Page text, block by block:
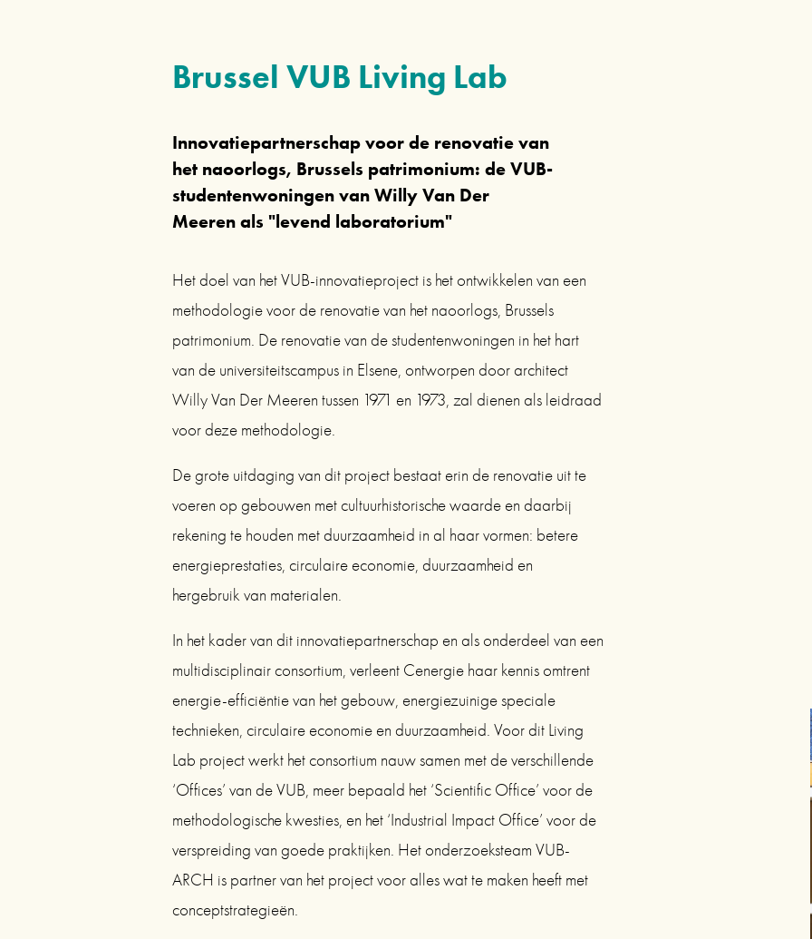
Brussel VUB Living Lab
Innovatiepartnerschap voor de renovatie van
het naoorlogs, Brussels patrimonium: de VUB-
studentenwoningen van Willy Van Der
Meeren als "levend laboratorium"
Het doel van het VUB-innovatieproject is het ontwikkelen van een
methodologie voor de renovatie van het naoorlogs, Brussels
patrimonium. De renovatie van de studentenwoningen in het hart
van de universiteitscampus in Elsene, ontworpen door architect
Willy Van Der Meeren tussen 1971 en 1973, zal dienen als leidraad
voor deze methodologie.
De grote uitdaging van dit project bestaat erin de renovatie uit te
voeren op gebouwen met cultuurhistorische waarde en daarbij
rekening te houden met duurzaamheid in al haar vormen: betere
energieprestaties, circulaire economie, duurzaamheid en
hergebruik van materialen.
In het kader van dit innovatiepartnerschap en als onderdeel van een
multidisciplinair consortium, verleent Cenergie haar kennis omtrent
energie-efficiëntie van het gebouw, energiezuinige speciale
technieken, circulaire economie en duurzaamheid. Voor dit Living
Lab project werkt het consortium nauw samen met de verschillende
‘Offices’ van de VUB, meer bepaald het ‘Scientific Office’ voor de
methodologische kwesties, en het ‘Industrial Impact Office’ voor de
verspreiding van goede praktijken. Het onderzoeksteam VUB-
ARCH is partner van het project voor alles wat te maken heeft met
conceptstrategieën.